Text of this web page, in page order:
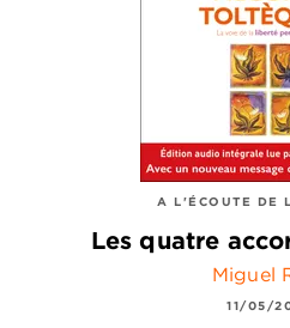
A L'ÉCOUTE DE
Les quatre
Miguel
11/05/